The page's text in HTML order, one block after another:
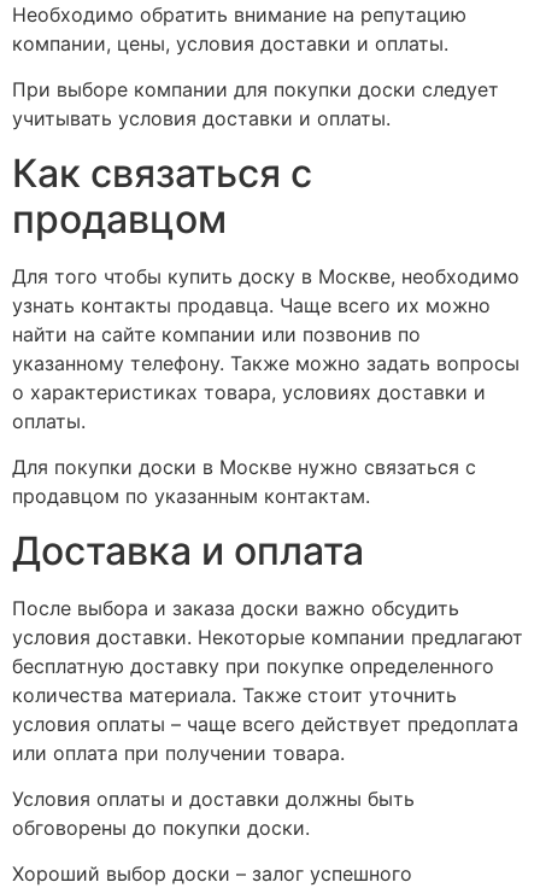
Необходимо обратить внимание на репутацию
компании, цены, условия доставки и оплаты.
При выборе компании для покупки доски следует
учитывать условия доставки и оплаты.
Как связаться с
продавцом
Для того чтобы купить доску в Москве, необходимо
узнать контакты продавца. Чаще всего их можно
найти на сайте компании или позвонив по
указанному телефону. Также можно задать вопросы
о характеристиках товара, условиях доставки и
оплаты.
Для покупки доски в Москве нужно связаться с
продавцом по указанным контактам.
Доставка и оплата
После выбора и заказа доски важно обсудить
условия доставки. Некоторые компании предлагают
бесплатную доставку при покупке определенного
количества материала. Также стоит уточнить
условия оплаты – чаще всего действует предоплата
или оплата при получении товара.
Условия оплаты и доставки должны быть
обговорены до покупки доски.
Хороший выбор доски – залог успешного